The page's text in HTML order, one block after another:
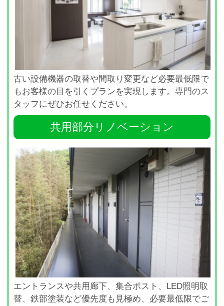
古い設備機器の取替や間取り変更など必要最低限で
もお客様の目を引くプランを実現します。専門のス
タッフにぜひお任せください。
共用部分リノベーション
エントランスや共用廊下、集合ポスト、LED照明取
替、鉄部塗装など優先度も見極め、必要最低限でご